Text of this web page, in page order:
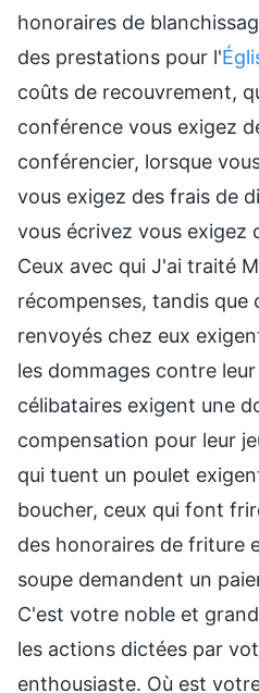
honoraires de
des prestations pour l'
coûts de recouvrement,
conférence vous exigez
conférencier, lorsque
vous exigez des frais de
vous écrivez vous exigez
Ceux avec qui J'ai traité
récompenses, tandis que
renvoyés chez eux
les dommages contre
célibataires exigent une
compensation pour leur
qui tuent un poulet
boucher, ceux qui font
des honoraires de friture
soupe demandent un
C'est votre noble et
les actions dictées par
enthousiaste. Où est